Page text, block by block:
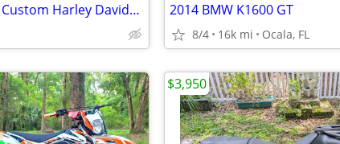
Watch Video! Gorgous Custom Harley Davidson Street Glide 2014 BMW K1600 GT
8/4 16k mi Ocala, FL
$3,950